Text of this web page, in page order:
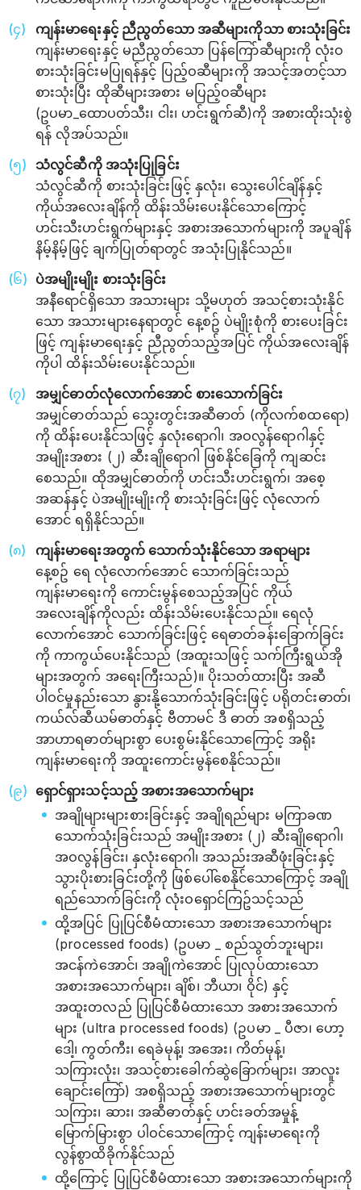
ကျန်းမာရေးနှင့် ညီညွတ်သော အဆီများကိုသာ စားသုံးခြင်း
ကျန်းမာရေးနှင့် မညီညွတ်သော ပြန်ကြော်ဆီများကို လုံးဝ
စားသုံးခြင်းမပြုရန်နှင့် ပြည့်ဝဆီများကို အသင့်အတင့်သာ
စားသုံးပြီး ထိုဆီများအစား မပြည့်ဝဆီများ
(ဥပမာ_ထောပတ်သီး၊ ငါး၊ ဟင်းရွက်ဆီ)ကို အစားထိုးသုံးစွဲ
ရန် လိုအပ်သည်။
သံလွင်ဆီကို အသုံးပြုခြင်း
သံလွင်ဆီကို စားသုံးခြင်းဖြင့် နှလုံး၊ သွေးပေါင်ချိန်နှင့်
ကိုယ်အလေးချိန်ကို ထိန်းသိမ်းပေးနိုင်သောကြောင့်
ဟင်းသီးဟင်းရွက်များနှင့် အစားအသောက်များကို အပူချိန်
နိမ့်နိမ့်ဖြင့် ချက်ပြုတ်ရာတွင် အသုံးပြုနိုင်သည်။
ပဲအမျိုးမျိုး စားသုံးခြင်း
အနီ‌ရောင်ရှိသော အသားများ သို့မဟုတ် အသင့်စားသုံးနိုင်
သော အသားများနေရာတွင် နေ့စဥ် ပဲမျိုးစုံကို စားပေးခြင်း
ဖြင့် ကျန်းမာရေးနှင့် ညီညွတ်သည့်အပြင် ကိုယ်အလေးချိန်
ကိုပါ ထိန်းသိမ်းပေးနိုင်သည်။
အမျှင်ဓာတ်လုံလောက်အောင် စားသောက်ခြင်း
အမျှင်ဓာတ်သည် သွေးတွင်းအဆီဓာတ် (ကိုလက်စထ‌‌ရော)
ကို ထိန်းပေးနိုင်သဖြင့် နှလုံး‌ရောဂါ၊ အဝလွန်ရောဂါနှင့်
အမျိုးအစား (၂) ဆီးချိုရောဂါ ဖြစ်နိုင်ခြေကို ကျဆင်း
စေသည်။ ထိုအမျှင်ဓာတ်ကို ဟင်းသီးဟင်းရွက်၊ အစေ့
အဆန်နှင့် ပဲအမျိုးမျိုးကို စားသုံးခြင်းဖြင့် လုံလောက်
အောင် ရရှိနိုင်သည်။
ကျန်းမာရေးအတွက် သောက်သုံးနိုင်သော အရာများ
နေ့စဥ် ‌‌ရေ လုံလောက်အောင် သောက်ခြင်းသည်
ကျန်းမာရေးကို ကောင်းမွန်စေသည့်အပြင် ကိုယ်
အလေးချိန်ကိုလည်း ထိန်းသိမ်းပေးနိုင်သည်။ ရေလုံ
လောက်အောင် သောက်ခြင်းဖြင့် ရေဓာတ်ခန်းခြောက်ခြင်း
ကို ကာကွယ်ပေးနိုင်သည် (အထူးသဖြင့် သက်ကြီးရွယ်အို
များအတွက် အရေးကြီးသည်)။ ပိုးသတ်ထားပြီး အဆီ
ပါဝင်မှုနည်းသော နွားနို့သောက်သုံးခြင်းဖြင့် ပရိုတင်းဓာတ်၊
ကယ်လ်ဆီယမ်ဓာတ်နှင့် ဗီတာမင် ဒီ ဓာတ် အစရှိသည့်
အာဟာရဓာတ်များစွာ ပေးစွမ်းနိုင်သောကြောင့် အရိုး
ကျန်းမာ‌‌‌ရေးကို အထူးကောင်းမွန်စေနိုင်သည်။
ရှောင်ရှားသင့်သည့် အစားအသောက်များ
အချိုများများစားခြင်းနှင့် အချိုရည်များ မကြာခဏ
သောက်သုံးခြင်းသည် အမျိုးအစား (၂) ဆီးချိုရောဂါ၊
အဝလွန်ခြင်း၊ နှလုံးရောဂါ၊ အသည်းအဆီဖုံးခြင်းနှင့်
သွားပိုးစားခြင်းတို့ကို ဖြစ်ပေါ်စေနိုင်သောကြောင့် အချို
ရည်သောက်ခြင်းကို လုံးဝရှောင်ကြဥ်သင့်သည်
ထို့အပြင် ပြုပြင်စီမံထားသော အစားအသောက်များ
(processed foods) (ဥပမာ _ စည်သွတ်ဘူးများ၊
အငန်ကဲအောင်၊ အချိုကဲအောင် ပြုလုပ်ထားသော
အစားအသောက်များ၊ ချိစ်၊ ဘီယာ၊ ဝိုင်) နှင့်
အထူးတလည် ပြုပြင်စီမံထားသော အစားအသောက်
များ (ultra processed foods) (ဥပမာ _ ပီဇာ၊ ဟော့
ဒေါ့၊ ကွတ်ကီး၊ ရေခဲမုန့်၊ အအေး၊ ကိတ်မုန့်၊
သကြားလုံး၊ အသင့်စားခေါက်ဆွဲခြောက်များ၊ အာလူး
ချောင်းကြော်) အစရှိသည့် အစားအသောက်များတွင်
သကြား၊ ဆား၊ အဆီဓာတ်နှင့် ဟင်းခတ်အမှုန့်
မြောက်မြားစွာ ပါဝင်သောကြောင့် ကျန်းမာ‌ရေးကို
လွန်စွာထိခိုက်နိုင်သည်
ထို့ကြောင့် ပြုပြင်စီမံထားသော အစားအသောက်များကို